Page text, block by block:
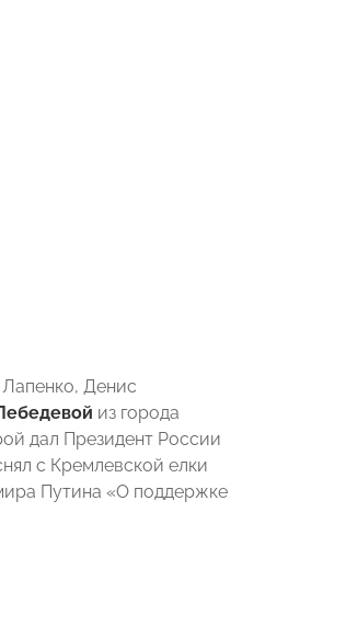
Денис
из города
дал Президент России
с Кремлевской елки
Путина «О поддержке